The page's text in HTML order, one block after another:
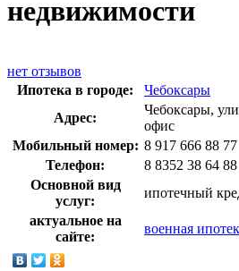
недвижимости
нет отзывов
Ипотека в городе:
Чебоксары
Адрес:
Чебоксары,
офис
Мобильный номер: 8 917 666 88 77
Телефон:
8 8352 38 64 88
Основной вид
услуг:
ипотечный
актуальное на
сайте:
военная